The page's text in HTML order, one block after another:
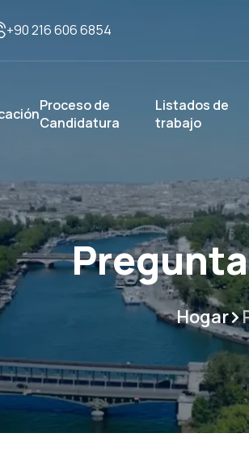
+90 216 606 6854
Proceso de
Candidatura
Listados de
trabajo
Hogar